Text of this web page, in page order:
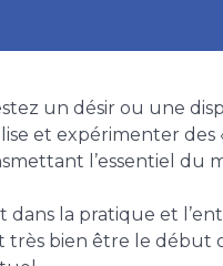
un désir ou une
et expérimenter des
l’essentiel du
dans la pratique et
très bien être le début